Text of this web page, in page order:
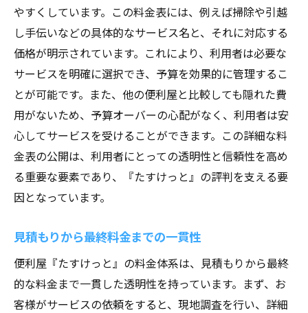
やすくしています。この料金表には、例えば掃除や引越
し手伝いなどの具体的なサービス名と、それに対応する
価格が明示されています。これにより、利用者は必要な
サービスを明確に選択でき、予算を効果的に管理するこ
とが可能です。また、他の便利屋と比較しても隠れた費
用がないため、予算オーバーの心配がなく、利用者は安
心してサービスを受けることができます。この詳細な料
金表の公開は、利用者にとっての透明性と信頼性を高め
る重要な要素であり、『たすけっと』の評判を支える要
因となっています。
見積もりから最終料金までの一貫性
便利屋『たすけっと』の料金体系は、見積もりから最終
的な料金まで一貫した透明性を持っています。まず、お
客様がサービスの依頼をすると、現地調査を行い、詳細